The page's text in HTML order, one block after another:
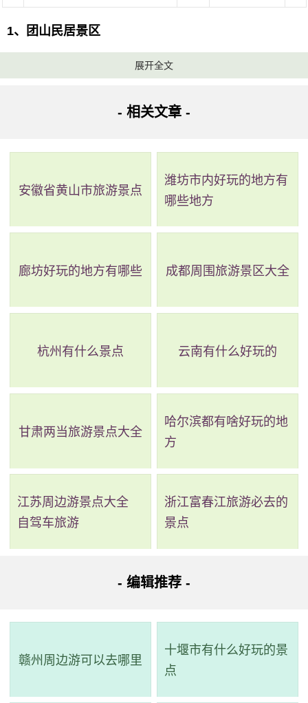
1、团山民居景区
电话：(0873)7703059
米，建筑面积16158平方米。形式多样，但都以规整的形
制、灵活的布局、丰富的空间和雅致的内饰而著名。此外，
还有许多文化艺术品，如木雕、砖雕、石雕等。这个历史悠
2、弥勒市东风韵景区
地址：云南省红河哈尼族彝族自治州弥勒市湖东公路
文旅游为一体。曾经两度蝉联“云南省特色小镇”名录，被称为
展开全文
- 相关文章 -
安徽省黄山市旅游景点
潍坊市内好玩的地方有
哪些地方
廊坊好玩的地方有哪些 成都周围旅游景区大全
杭州有什么景点 云南有什么好玩的
甘肃两当旅游景点大全
哈尔滨都有啥好玩的地
方
江苏周边游景点大全
自驾车旅游
浙江富春江旅游必去的
景点
- 编辑推荐 -
赣州周边游可以去哪里
十堰市有什么好玩的景
点